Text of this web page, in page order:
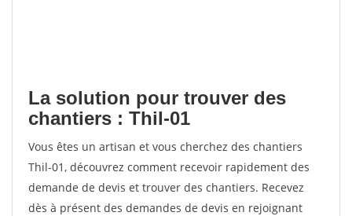
La solution pour trouver des
chantiers : Thil-01
Vous êtes un artisan et vous cherchez des chantiers
Thil-01, découvrez comment recevoir rapidement des
demande de devis et trouver des chantiers. Recevez
dès à présent des demandes de devis en rejoignant